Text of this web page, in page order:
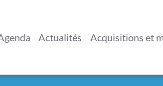
Actualités Acquisitions et